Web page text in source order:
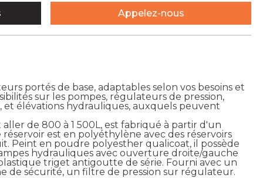
portés de base, adaptables selon vos besoins et
sur les pompes, régulateurs de pression,
et élévations hydrauliques, auxquels peuvent
de 800 à 1 500L, est fabriqué à partir d'un
réservoir est en polyéthylène avec des réservoirs
Peint en poudre polyesther qualicoat, il possède
hydrauliques avec ouverture droite/gauche
triget antigoutte de série. Fourni avec un
de sécurité, un filtre de pression sur régulateur.
Appelez-nous